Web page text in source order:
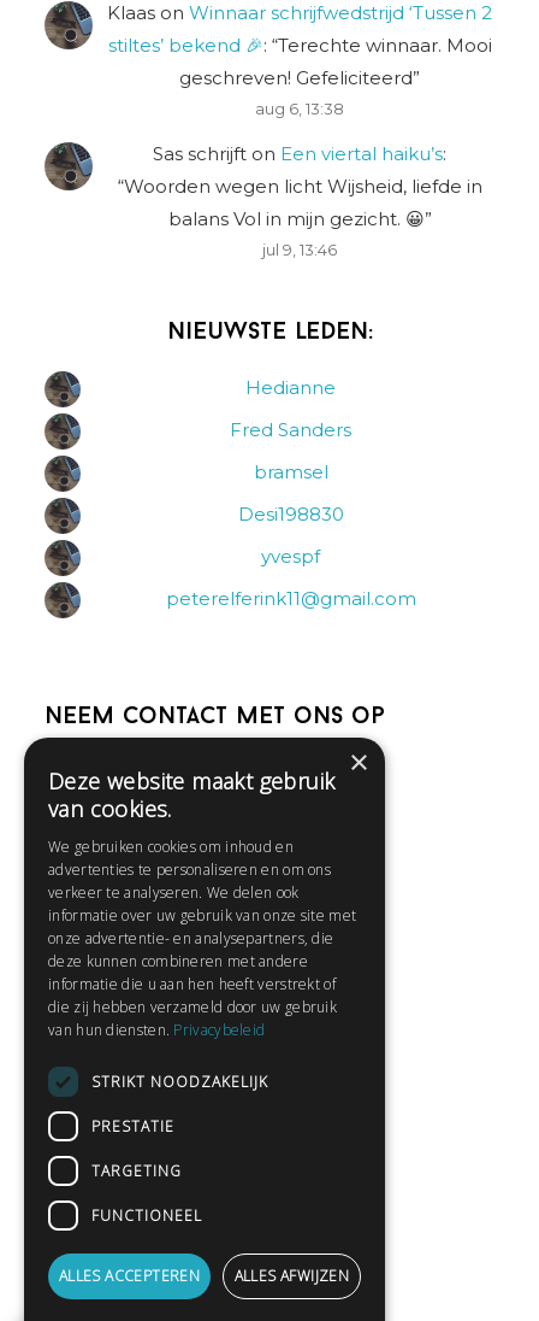
Klaas on Winnaar schrijfwedstrijd ‘Tussen 2
stiltes’ bekend 🎉: “Terechte winnaar. Mooi
geschreven! Gefeliciteerd”
aug 6, 13:38
Sas schrijft on Een viertal haiku’s:
“Woorden wegen licht Wijsheid, liefde in
balans Vol in mijn gezicht. 😀”
jul 9, 13:46
Nieuwste leden:
Hedianne
Fred Sanders
bramsel
Desi198830
yvespf
peterelferink11@gmail.com
Neem contact met ons op
Help
Contact
Huisregels
Snel naar:
Gratis aanmelden
Privacybeleid
Gedichten lezen
Schrijfwedstrijden
Schrijftips
×
Deze website maakt gebruik
van cookies.
We gebruiken cookies om inhoud en
advertenties te personaliseren en om ons
verkeer te analyseren. We delen ook
informatie over uw gebruik van onze site met
onze advertentie- en analysepartners, die
deze kunnen combineren met andere
informatie die u aan hen heeft verstrekt of
die zij hebben verzameld door uw gebruik
van hun diensten. Privacybeleid
STRIKT NOODZAKELIJK
PRESTATIE
TARGETING
FUNCTIONEEL
ALLES ACCEPTEREN ALLES AFWIJZEN